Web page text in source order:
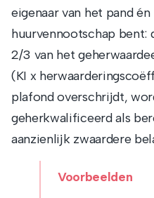
eigenaar van het pand
huurvennootschap bent:
2/3 van het
(KI x
plafond overschrijdt,
geherkwalificeerd als
aanzienlijk zwaardere
Voorbeelden